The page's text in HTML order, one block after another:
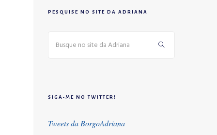
PESQUISE NO SITE DA ADRIANA
SIGA-ME NO TWITTER!
Tweets da BorgoAdriana